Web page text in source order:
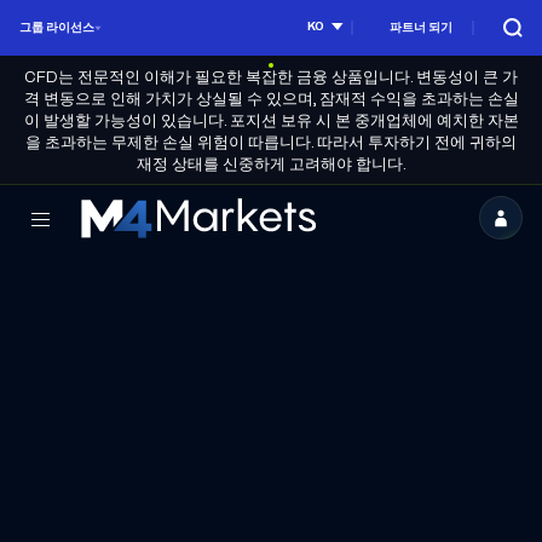
그룹 라이선스 KO 파트너 되기
CFD는 전문적인 이해가 필요한 복잡한 금융 상품입니다. 변동성이 큰 가
격 변동으로 인해 가치가 상실될 수 있으며, 잠재적 수익을 초과하는 손실
이 발생할 가능성이 있습니다. 포지션 보유 시 본 중개업체에 예치한 자본
을 초과하는 무제한 손실 위험이 따릅니다. 따라서 투자하기 전에 귀하의
재정 상태를 신중하게 고려해야 합니다.
엠